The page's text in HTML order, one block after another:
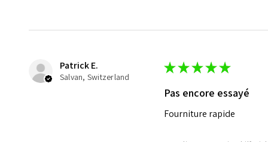
Patrick E.
Salvan, Switzerland
★★★★ ★
Pas encore essayé
Fourniture rapide